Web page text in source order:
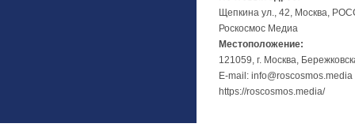
Щепкина ул., 42, Москва,
Роскосмос Медиа
Местоположение:
121059, г. Москва,
E-mail: info@roscosmos.media
https://roscosmos.media/